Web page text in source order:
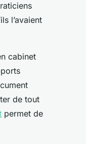
l’avaient
cabinet
de tout
permet de